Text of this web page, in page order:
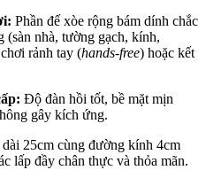
Phần đế xòe rộng bám dính chắc
(sàn nhà, tường gạch, kính,
rảnh tay (hands-free) hoặc kết
Độ đàn hồi tốt, bề mặt mịn
gây kích ứng.
25cm cùng đường kính 4cm
lấp đầy chân thực và thỏa mãn.